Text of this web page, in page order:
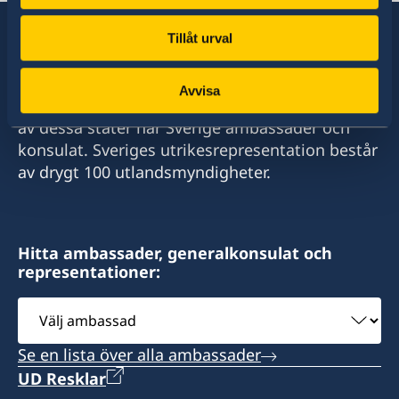
Tillåt urval
Avvisa
Sverige har diplomatiska förbindelser med i
av dessa stater har Sverige ambassader och
konsulat. Sveriges utrikesrepresentation består
av drygt 100 utlandsmyndigheter.
Hitta ambassader, generalkonsulat och
representationer:
Välj
ambassad
Se en lista över alla ambassader
UD Resklar